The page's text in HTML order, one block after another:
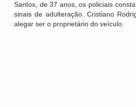
Santos, de 37 anos, os policiais
sinais de adulteração. Cristiano
alegar ser o proprietário do veículo.